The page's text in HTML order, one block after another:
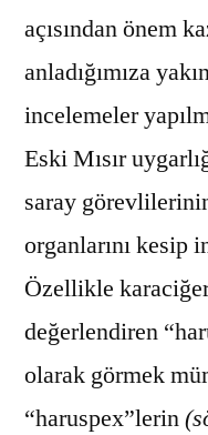
açısından önem
anladığımıza
incelemeler
Eski Mısır
saray
organlarını
Özellikle
değerlendiren
olarak görmek
“haruspex”lerin